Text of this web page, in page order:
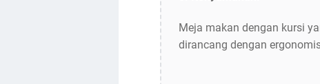
Meja makan dengan kursi
dirancang dengan